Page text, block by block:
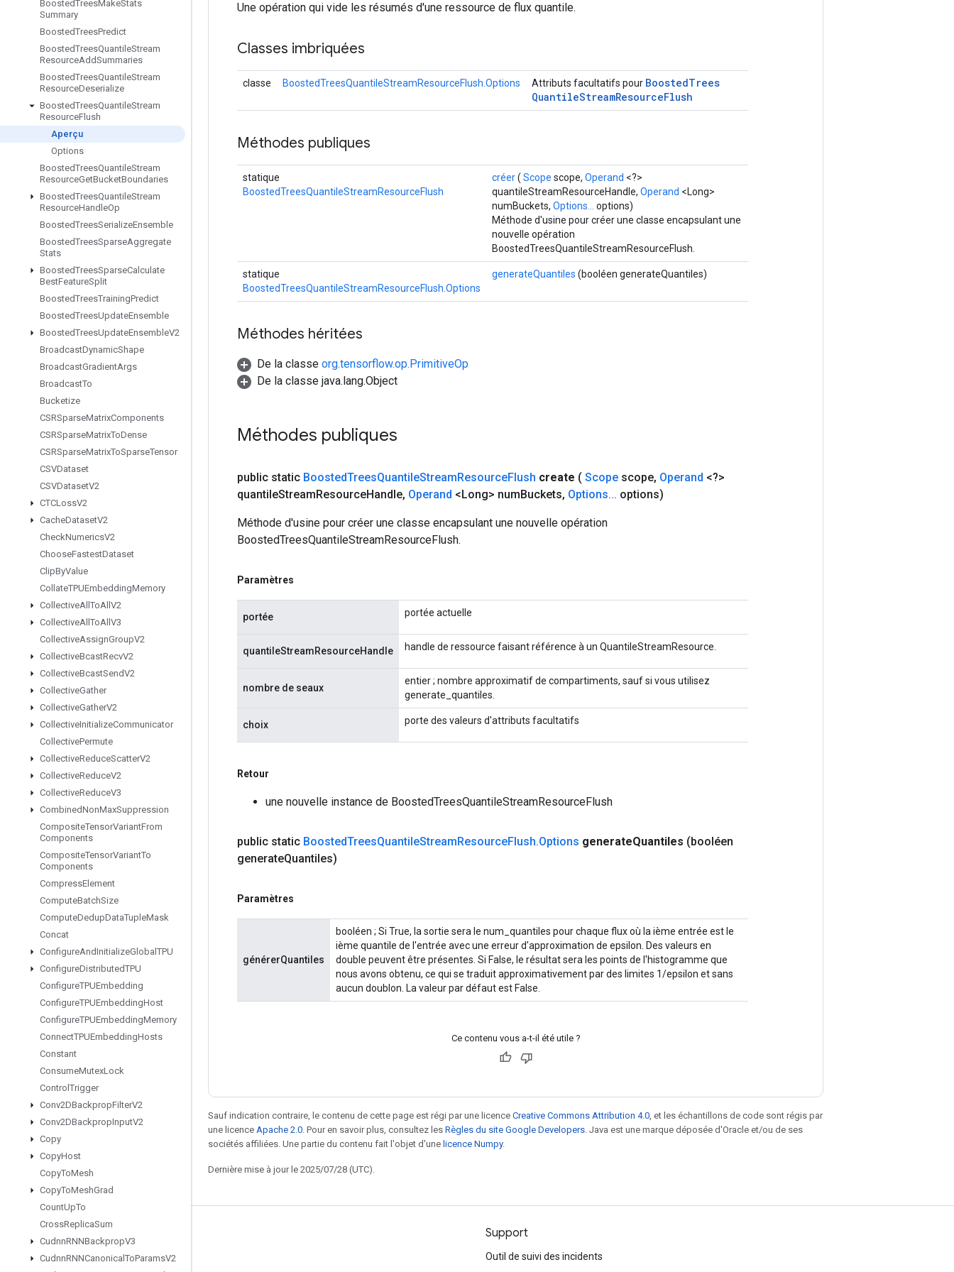
BoostedTreesMakeStats
Summary
BoostedTreesPredict
BoostedTreesQuantileStream
ResourceAddSummaries
BoostedTreesQuantileStream
ResourceDeserialize
BoostedTreesQuantileStream
ResourceFlush
Aperçu
Options
BoostedTreesQuantileStream
ResourceGetBucketBoundaries
BoostedTreesQuantileStream
ResourceHandleOp
BoostedTreesSerializeEnsemble
BoostedTreesSparseAggregate
Stats
BoostedTreesSparseCalculate
BestFeatureSplit
BoostedTreesTrainingPredict
BoostedTreesUpdateEnsemble
BoostedTreesUpdateEnsembleV2
BroadcastDynamicShape
BroadcastGradientArgs
BroadcastTo
Bucketize
CSRSparseMatrixComponents
CSRSparseMatrixToDense
CSRSparseMatrixToSparseTensor
CSVDataset
CSVDatasetV2
CTCLossV2
CacheDatasetV2
CheckNumericsV2
ChooseFastestDataset
ClipByValue
CollateTPUEmbeddingMemory
CollectiveAll ToAll V2
CollectiveAll ToAll V3
CollectiveAssignGroupV2
CollectiveBcastRecvV2
CollectiveBcastSendV2
CollectiveGather
CollectiveGatherV2
CollectiveInitializeCommunicator
CollectivePermute
CollectiveReduceScatterV2
CollectiveReduceV2
CollectiveReduceV3
CombinedNonMaxSuppression
CompositeTensorVariantFrom
Components
CompositeTensorVariantTo
Components
CompressElement
ComputeBatchSize
ComputeDedupDataTupleMask
Concat
ConfigureAndInitializeGlobal TPU
ConfigureDistributedTPU
ConfigureTPUEmbedding
ConfigureTPUEmbeddingHost
ConfigureTPUEmbeddingMemory
ConnectTPUEmbeddingHosts
Constant
ConsumeMutexLock
Control Trigger
Conv2DBackpropFilterV2
Conv2DBackpropInputV2
Copy
CopyHost
CopyToMesh
CopyToMeshGrad
CountUpTo
CrossReplicaSum
CudnnRNNBackpropV3
CudnnRNNCanonical ToParamsV2
Une opération qui vide les résumés d'une ressource de flux quantile.
Classes imbriquées
classe BoostedTreesQuantileStreamResourceFlush.Options Attributs facultatifs pour BoostedTrees
QuantileStreamResourceFlush
Méthodes publiques
statique
BoostedTreesQuantileStreamResourceFlush
créer( Scope scope, Operand <?>
quantileStreamResourceHandle, Operand <Long>
numBuckets, Options...
options)
Méthode d'usine pour créer une classe encapsulant une
nouvelle opération
BoostedTreesQuantileStreamResourceFlush.
statique
BoostedTreesQuantileStreamResourceFlush.Options
generateQuantiles (booléen generateQuantiles)
Méthodes héritées
De la classe org.tensorflow.op.PrimitiveOp
De la classe java.lang.Object
Méthodes publiques
public static BoostedTreesQuantileStreamResourceFlush create ( Scope scope, Operand <?>
quantileStreamResourceHandle, Operand <Long> numBuckets, Options... options)
Méthode d'usine pour créer une classe encapsulant une nouvelle opération
BoostedTreesQuantileStreamResourceFlush.
Paramètres
portée portée actuelle
quantileStreamResourceHandle handle de ressource faisant référence à un QuantileStreamResource.
nombre de seaux
entier ; nombre approximatif de compartiments, sauf si vous utilisez
generate_quantiles.
choix porte des valeurs d'attributs facultatifs
Retour
une nouvelle instance de BoostedTreesQuantileStreamResourceFlush
public static BoostedTreesQuantileStreamResourceFlush.Options generateQuantiles (booléen
generateQuantiles)
Paramètres
générerQuantiles
booléen ; Si True, la sortie sera le num_quantiles pour chaque flux où la ième entrée est le
ième quantile de l'entrée avec une erreur d'approximation de epsilon. Des valeurs en
double peuvent être présentes. Si False, le résultat sera les points de l'histogramme que
nous avons obtenu, ce qui se traduit approximativement par des limites 1/epsilon et sans
aucun doublon. La valeur par défaut est False.
Ce contenu vous a-t-il été utile ?
Sauf indication contraire, le contenu de cette page est régi par une licence Creative Commons Attribution 4.0 , et les échantillons de code sont régis par
une licence Apache 2.0 . Pour en savoir plus, consultez les Règles du site Google Developers . Java est une marque déposée d'Oracle et/ou de ses
sociétés affiliées. Une partie du contenu fait l'objet d'une licence Numpy.
Dernière mise à jour le 2025/07/28 (UTC).
Rester connecté
Blog
Support
Outil de suivi des incidents